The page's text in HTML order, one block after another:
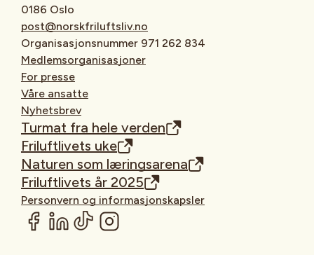
0186 Oslo
post@norskfriluftsliv.no
Organisasjonsnummer 971 262 834
Medlemsorganisasjoner
For presse
Våre ansatte
Nyhetsbrev
Turmat fra hele verden
Friluftlivets uke
Naturen som læringsarena
Friluftlivets år 2025
Personvern og informasjonskapsler